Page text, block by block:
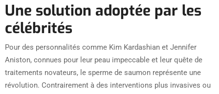
Une solution adoptée par les
célébrités
Pour des personnalités comme Kim Kardashian et Jennifer
Aniston, connues pour leur peau impeccable et leur quête de
traitements novateurs, le sperme de saumon représente une
révolution. Contrairement à des interventions plus invasives ou